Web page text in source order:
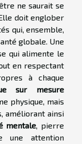
ne saurait se
doit englober
qui, ensemble,
globale. Une
qui alimente le
en respectant
à chaque
sur mesure
physique, mais
améliorant ainsi
mentale, pierre
une attention